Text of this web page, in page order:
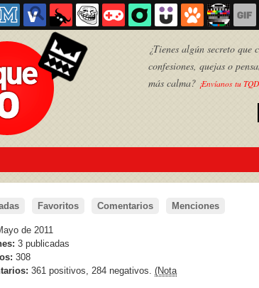
¿Tienes algún secreto
confesiones, quejas o
más calma? ¡Envíanos tu
Favoritos Comentarios Menciones
de 2011
3 publicadas
308
361 positivos, 284 negativos. (Nota